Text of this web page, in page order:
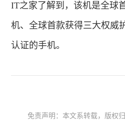
IT之家了解到，该机是全球
机、全球首款获得三大权威
认证的手机。
免责声明：本文系转载，版权